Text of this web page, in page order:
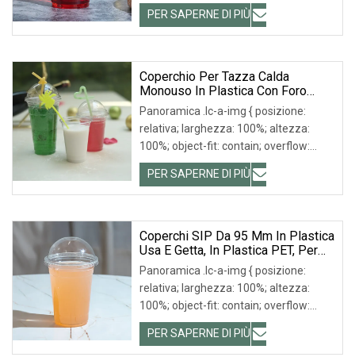
hidden;}.lc-a-img .img-content {
posizione: assoluta; in alto: 0; a sinistra:
0; larghezza: 100%; altezza: 100%;
PER SAPERNE DI PIÙ
Coperchio Per Tazza Calda
Monouso In Plastica Con Foro
Largo 85 Mm E Peso 3G
Panoramica .lc-a-img { posizione:
relativa; larghezza: 100%; altezza:
100%; object-fit: contain; overflow:
hidden;}.lc-a-img .img-content {
posizione: assoluta; in alto: 0; a sinistra:
0; larghezza: 100%; altezza: 100%;
PER SAPERNE DI PIÙ
Coperchi SIP Da 95 Mm In Plastica
Usa E Getta, In Plastica PET, Per
Tazze Da Bubble Tea
Panoramica .lc-a-img { posizione:
relativa; larghezza: 100%; altezza:
100%; object-fit: contain; overflow:
hidden;}.lc-a-img .img-content {
posizione: assoluta; in alto: 0; a sinistra:
PER SAPERNE DI PIÙ